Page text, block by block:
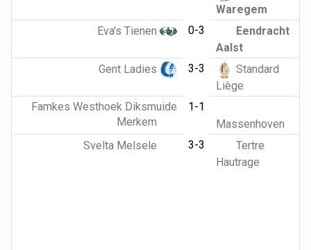
Waregem
Eva's Tienen
0-3
Eendracht
Aalst
Gent Ladies
3-3
Standard
Liège
Famkes Westhoek Diksmuide
Merkem
1-1
Massenhoven
Svelta Melsele
3-3
Tertre
Hautrage